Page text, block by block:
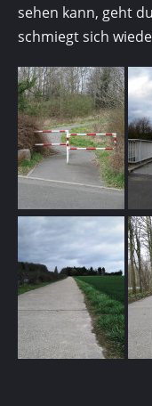
sehen kann, geht
schmiegt sich